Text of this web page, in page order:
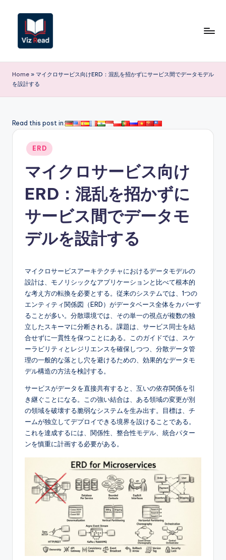
content
iz
R
a
A
S
o
w
Home » マイクロサービス向けERD：混乱を招かずにサービス間でデータモデル
を設計する
Read this post in:
Posted
in
ERD
マイクロサービス向け
ERD：混乱を招かずに
サービス間でデータモ
デルを設計する
マイクロサービスアーキテクチャにおけるデータモデルの
設計は、モノリシックなアプリケーションと比べて根本的
な考え方の転換を必要とする。従来のシステムでは、1つの
エンティティ関係図（ERD）がデータベース全体をカバーす
ることが多い。分散環境では、その単一の視点が複数の独
立したスキーマに分断される。課題は、サービス同士を結
合せずに一貫性を保つことにある。このガイドでは、スケ
ーラビリティとレジリエンスを確保しつつ、分散データ管
理の一般的な落とし穴を避けるための、効果的なデータモ
デル構造の方法を検討する。
サービスがデータを直接共有すると、互いの依存関係を引
き継ぐことになる。この強い結合は、ある領域の変更が別
の領域を破壊する脆弱なシステムを生み出す。目標は、チ
ームが独立してデプロイできる境界を設けることである。
これを達成するには、関係性、整合性モデル、統合パター
ンを慎重に計画する必要がある。